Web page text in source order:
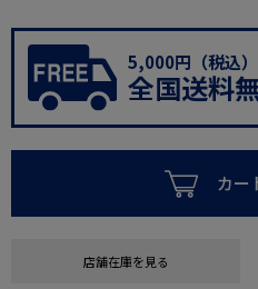
5,000円（税込
全国送料
カー
店舗在庫を見る